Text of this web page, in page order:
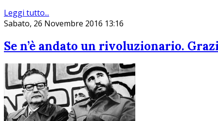
Leggi tutto...
Sabato, 26 Novembre 2016 13:16
Se n’è andato un rivoluzionario.